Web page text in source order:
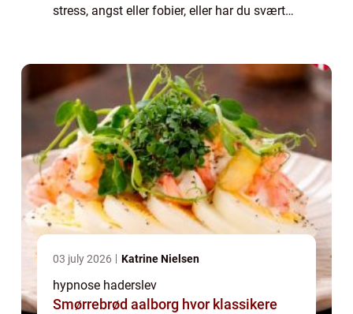
stress, angst eller fobier, eller har du svært
03 july 2026 Katrine Nielsen
hypnose haderslev
Smørrebrød aalborg hvor klassikere